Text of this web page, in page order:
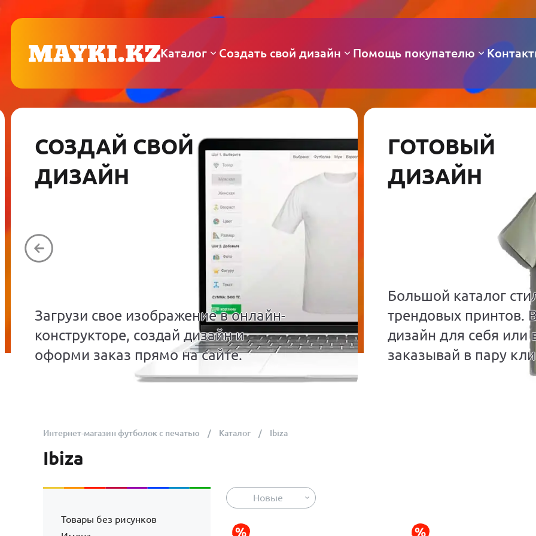
Каталог Создать свой дизайн Помощь покупателю
СОЗДАЙ СВОЙ
ДИЗАЙН
Загрузи свое изображение в онлайн-
конструкторе, создай дизайн и
оформи заказ прямо на сайте.
ГОТОВЫЙ
ДИЗАЙН
Большой каталог
трендовых принтов.
дизайн для себя или
заказывай в пару
Интернет-магазин футболок с печатью Каталог Ibiza
Ibiza
Товары без рисунков
Новые